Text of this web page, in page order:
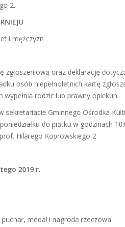
2.
i mężczyzn
zgłoszeniową oraz deklarację
osób niepełnoletnich kartę
wypełnia rodzic lub prawny opiekun.
sekretariacie Gminnego Ośrodka
do piątku w godzinach
Hilarego Koprowskiego 2
2019 r.
medal i nagroda rzeczowa